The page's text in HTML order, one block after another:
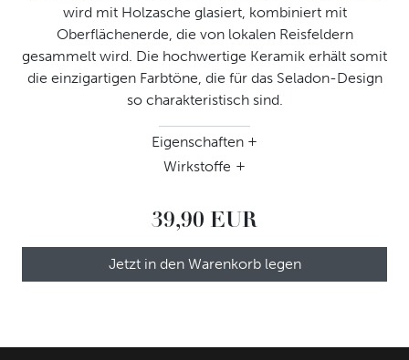
wird mit Holzasche glasiert, kombiniert mit
Oberflächenerde, die von lokalen Reisfeldern
gesammelt wird. Die hochwertige Keramik erhält somit
die einzigartigen Farbtöne, die für das Seladon-Design
so charakteristisch sind.
Eigenschaften
50 g natüriches Sojawachs, Seladon Keramikschale „Green Ocean
Wirkstoffe
39,90 EUR
Jetzt in den Warenkorb legen